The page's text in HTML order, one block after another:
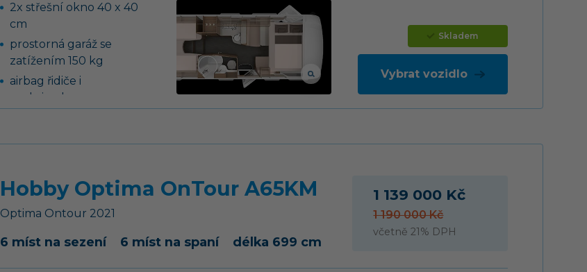
2x střešní okno 40 x 40
cm
prostorná garáž se
zatížením 150 kg
airbag řidiče i
spolujezdce
dvojitá okna s žaluzií a
moskytiérou
nerezovým dřezem a
Skladem
Vybrat vozidlo
Hobby Optima OnTour A65KM
Optima Ontour 2021
6 míst na sezení 6 míst na spaní délka 699 cm
1 139 000 Kč
1 190 000 Kč
včetně 21% DPH